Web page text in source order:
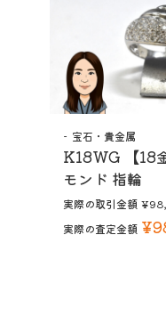
宝石・貴金属
K18WG 【18
モンド 指輪
実際の取引金額
実際の査定金額